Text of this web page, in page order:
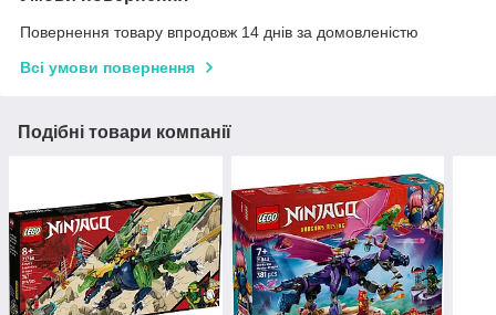
Повернення товару впродовж 14 днів за домовленістю
Всі умови повернення
Подібні товари компанії